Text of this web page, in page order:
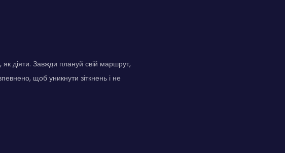
діяти. Завжди плануй свій маршрут,
щоб уникнути зіткнень і не